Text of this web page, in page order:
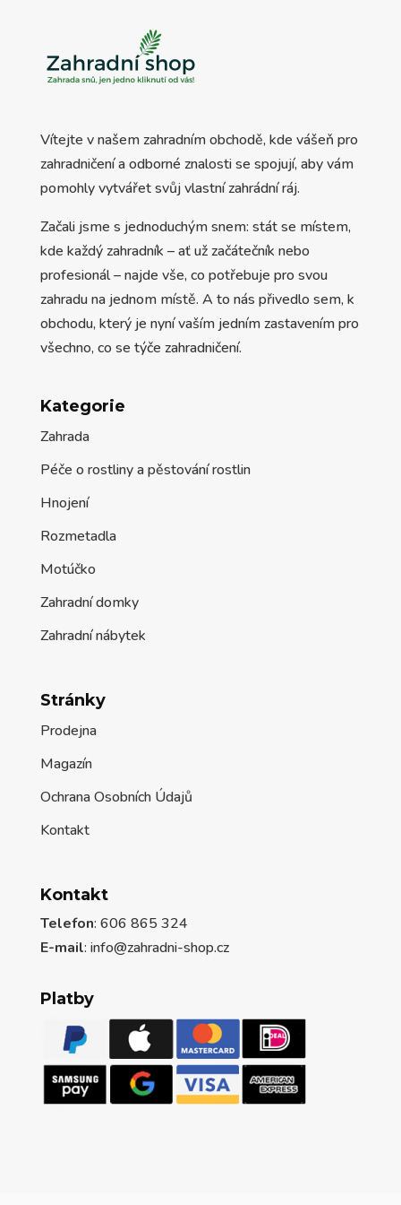
Vítejte v našem zahradním obchodě, kde vášeň pro
zahradničení a odborné znalosti se spojují, aby vám
pomohly vytvářet svůj vlastní zahrádní ráj.
Začali jsme s jednoduchým snem: stát se místem,
kde každý zahradník – ať už začátečník nebo
profesionál – najde vše, co potřebuje pro svou
zahradu na jednom místě. A to nás přivedlo sem, k
obchodu, který je nyní vaším jedním zastavením pro
všechno, co se týče zahradničení.
Kategorie
Zahrada
Péče o rostliny a pěstování rostlin
Hnojení
Rozmetadla
Motúčko
Zahradní domky
Zahradní nábytek
Stránky
Prodejna
Magazín
Ochrana Osobních Údajů
Kontakt
Kontakt
Telefon: 606 865 324
E-mail: info@zahradni-shop.cz
Platby